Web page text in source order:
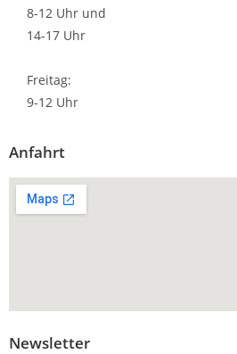
8-12 Uhr und
14-17 Uhr
Freitag:
9-12 Uhr
Anfahrt
Newsletter